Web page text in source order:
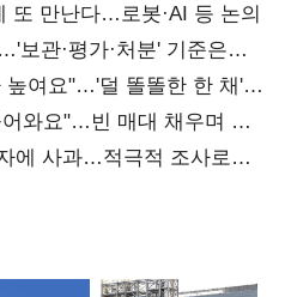
또 만난다…로봇·AI 등 논의
보관·평가·처분' 기준은
높여요"…'덜 똘똘한 한 채'
와요"…빈 매대 채우며 문
에 사과…적극적 조사로